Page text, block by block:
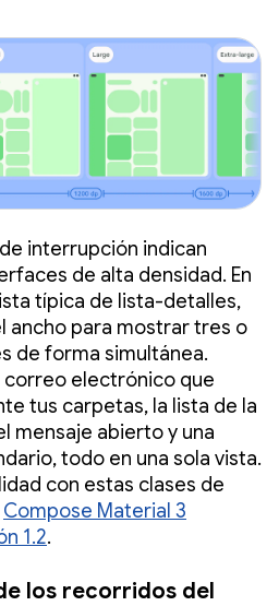
interrupción indican
de alta densidad. En
típica de lista-detalles,
ancho para mostrar tres o
de forma simultánea.
correo electrónico que
tus carpetas, la lista de la
mensaje abierto y una
todo en una sola vista.
con estas clases de
Compose Material 3
1.2.
los recorridos del